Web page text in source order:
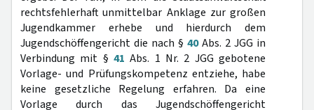
rechtsfehlerhaft unmittelbar Anklage zur großen
Jugendkammer erhebe und hierdurch dem
Jugendschöffengericht die nach § 40Abs. 2 JGG in
Verbindung mit § 41 Abs. 1 Nr. 2 JGG gebotene
Vorlage- und Prüfungskompetenz entziehe, habe
keine gesetzliche Regelung erfahren. Da eine
Vorlage durch das Jugendschöffengericht